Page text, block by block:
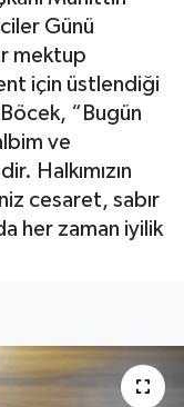
Günü
mektup
için üstlendiği
“Bugün
ve
Halkımızın
cesaret, sabır
her zaman iyilik